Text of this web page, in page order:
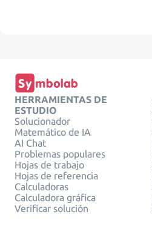
HERRAMIENTAS DE
ESTUDIO
Solucionador
Matemático de IA
AI Chat
Problemas populares
Hojas de trabajo
Hojas de referencia
Calculadoras
Calculadora gráfica
Verificar solución